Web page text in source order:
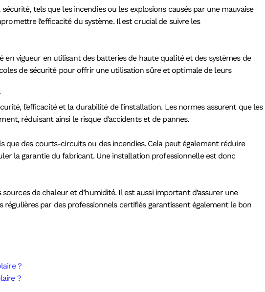
tels que les incendies ou les explosions causés par une mauvaise
l’efficacité du système. Il est crucial de suivre les
vigueur en utilisant des batteries de haute qualité et des systèmes de
de sécurité pour offrir une utilisation sûre et optimale de leurs
l’efficacité et la durabilité de l’installation. Les normes assurent que les
réduisant ainsi le risque d’accidents et de pannes.
que des courts-circuits ou des incendies. Cela peut également réduire
la garantie du fabricant. Une installation professionnelle est donc
de chaleur et d’humidité. Il est aussi important d’assurer une
par des professionnels certifiés garantissent également le bon
?
?